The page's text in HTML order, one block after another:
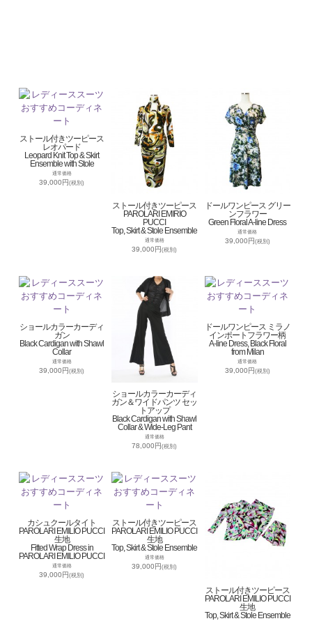
ストール付きツーピース
レオパード
Leopard Knit Top & Skirt
Ensemble with Stole
通常価格
39,000円(税別)
ストール付きツーピース
PAROLARI EMIRIO
PUCCI
Top, Skirt & Stole Ensemble
通常価格
39,000円(税別)
ドールワンピース グリー
ンフラワー
Green Floral A-line Dress
通常価格
39,000円 (税別)
ショールカラーカーディ
ガン
Black Cardigan with Shawl
Collar
通常価格
39,000円(税別)
ショールカラーカーディ
ガン＆ワイドパンツ セッ
トアップ
Black Cardigan with Shawl
Collar & Wide-Leg Pant
通常価格
78,000円(税別)
ドールワンピース ミラノ
インポートフラワー柄
A-line Dress, Black Floral
from Milan
通常価格
39,000円(税別)
カシュクールタイト
PAROLARI EMILIO PUCCI
生地
Fitted Wrap Dress in
PAROLARI EMILIO PUCCI
通常価格
39,000円(税別)
ストール付きツーピース
PAROLARI EMILIO PUCCI
生地
Top, Skirt & Stole Ensemble
通常価格
39,000円(税別)
ストール付きツーピース
PAROLARI EMILIO PUCCI
生地
Top, Skirt & Stole Ensemble